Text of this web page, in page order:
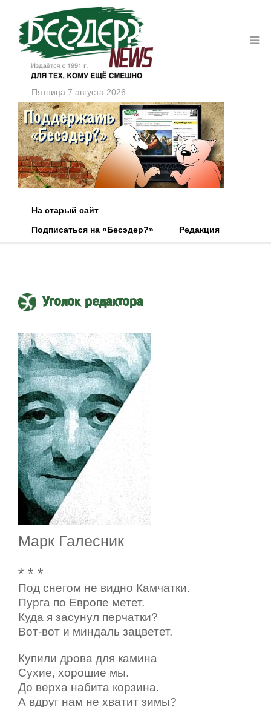
Пятница 7 августа 2026
На старый сайт
Подписаться на «Бесэдер?»
Редакция
Уголок редактора
Марк Галесник
* * *
Под снегом не видно Камчатки.
Пурга по Европе метет.
Куда я засунул перчатки?
Вот-вот и миндаль зацветет.
Купили дрова для камина
Сухие, хорошие мы.
До верха набита корзина.
А вдруг нам не хватит зимы?